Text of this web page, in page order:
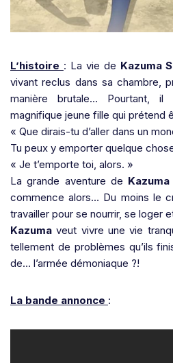
L’histoire : La vie de Kazuma
vivant reclus dans sa chambre,
manière brutale… Pourtant,
magnifique jeune fille qui prétend
« Que dirais-tu d’aller dans un
Tu peux y emporter quelque
« Je t’emporte toi, alors. »
La grande aventure de Kazuma
commence alors… Du moins le
travailler pour se nourrir, se loger
Kazuma veut vivre une vie
tellement de problèmes qu’ils
de… l’armée démoniaque ?!
La bande annonce :